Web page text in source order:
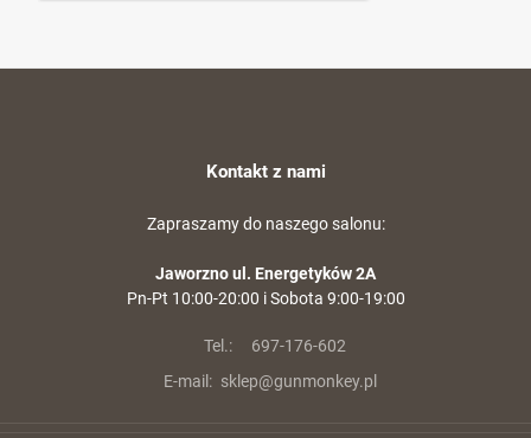
Kontakt z nami
Zapraszamy do naszego salonu:
Jaworzno ul. Energetyków 2A
Pn-Pt 10:00-20:00 i Sobota 9:00-19:00
Tel.:
697-176-602
E-mail: sklep@gunmonkey.pl